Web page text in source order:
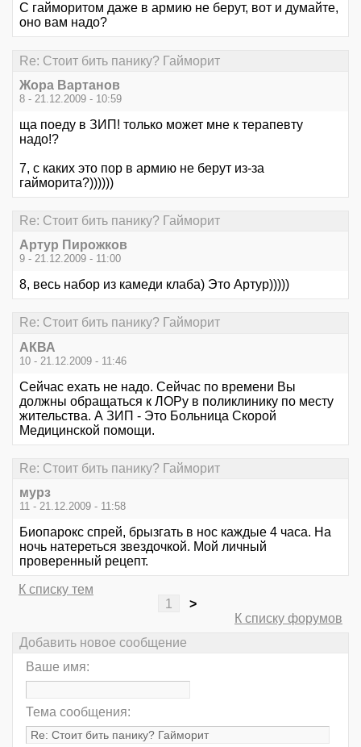
С гайморитом даже в армию не берут, вот и думайте,
оно вам надо?
Re: Стоит бить панику? Гайморит
Жора Вартанов
8 - 21.12.2009 - 10:59
ща поеду в ЗИП! только может мне к терапевту
надо!?
7, с каких это пор в армию не берут из-за
гайморита?))))))
Re: Стоит бить панику? Гайморит
Артур Пирожков
9 - 21.12.2009 - 11:00
8, весь набор из камеди клаба) Это Артур)))))
Re: Стоит бить панику? Гайморит
АКВА
10 - 21.12.2009 - 11:46
Сейчас ехать не надо. Сейчас по времени Вы
должны обращаться к ЛОРу в поликлинику по месту
жительства. А ЗИП - Это Больница Скорой
Медицинской помощи.
Re: Стоит бить панику? Гайморит
мурз
11 - 21.12.2009 - 11:58
Биопарокс спрей, брызгать в нос каждые 4 часа. На
ночь натереться звездочкой. Мой личный
проверенный рецепт.
К списку тем
1
>
К списку форумов
Добавить новое сообщение
Ваше имя:
Тема сообщения: